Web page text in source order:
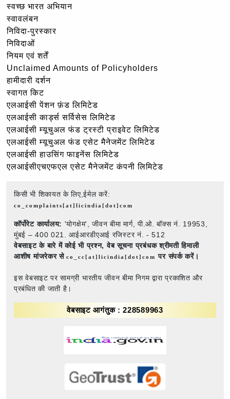
स्वच्छ भारत अभियान
स्वावलंबन
निविदा-पुरस्कार
निविदाओं
नियम एवं शर्तें
Unclaimed Amounts of Policyholders
हामीदारी दर्शन
स्वागत किट
एलआईसी पेंशन फ़ंड लिमिटेड
एलआईसी कार्ड्स सर्विसेस लिमिटेड
एलआईसी म्यूचुअल फंड ट्रस्टी प्राइवेट लिमिटेड
एलआईसी म्यूचुअल फंड एसेट मैनेजमेंट लिमिटेड
एलआईसी हाउसिंग फाइनेंस लिमिटेड
एलआईसीएचएफएल एसेट मैनेजमेंट कंपनी लिमिटेड
किसी भी शिकायत के लिए,ईमेल करें:
co_complaints[at]licindia[dot]com
कॉर्पोरेट कार्यालय: 'योगक्षेम', जीवन बीमा मार्ग, पी.ओ. बॉक्स नं. 19953,
मुंबई – 400 021. आईआरडीएआई रजिस्टर नं. - 512
वेबसाइट के बारे में कोई भी प्रश्न, वेब सूचना प्रबंधक श्रीमती हिमाली
आशीष मांजरेकर सेco_cc[at]licindia[dot]comपर संपर्क करें।
इस वेबसाइट पर सामग्री भारतीय जीवन बीमा निगम द्वारा प्रकाशित और
प्रबंधित की जाती है।
वेबसाइट आगंतुक : 228589963